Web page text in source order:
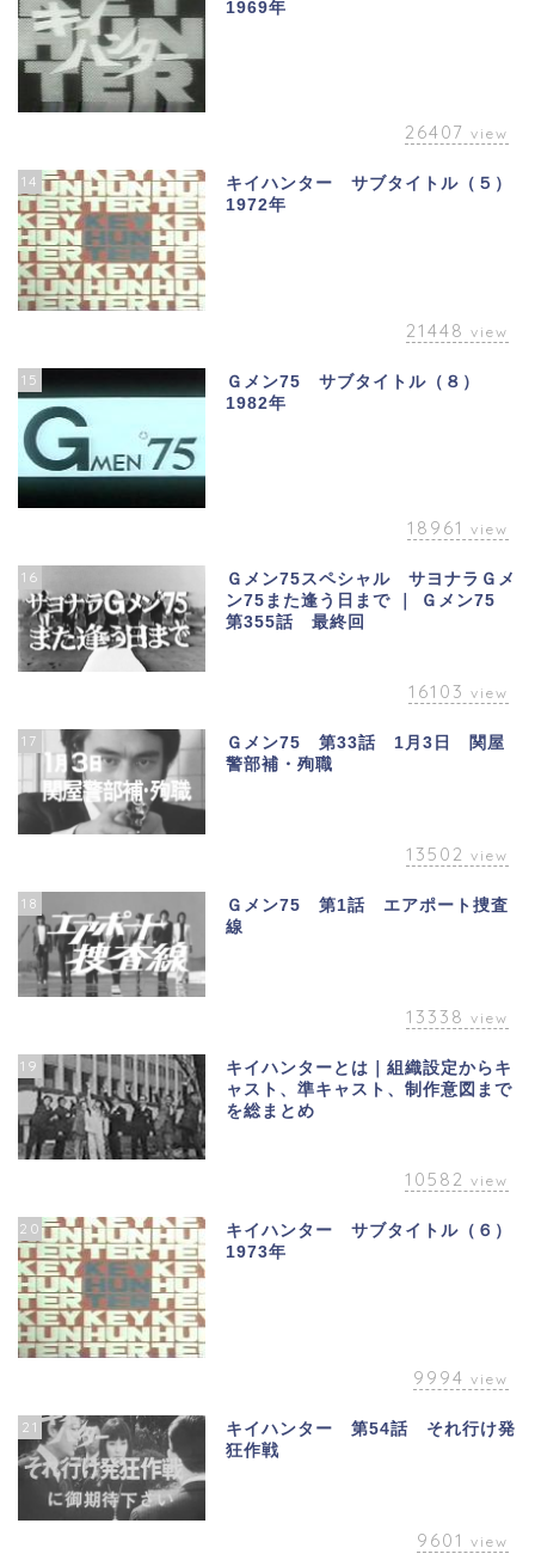
1969年
26407 view
14
キイハンター サブタイトル（５）
1972年
21448 view
15
Ｇメン75 サブタイトル（８）
1982年
18961 view
16
Ｇメン75スペシャル サヨナラＧメ
ン75また逢う日まで ｜ Ｇメン75
第355話 最終回
16103 view
17
Ｇメン75 第33話 1月3日 関屋
警部補・殉職
13502 view
18
Ｇメン75 第1話 エアポート捜査
線
13338 view
19
キイハンターとは｜組織設定からキ
ャスト、準キャスト、制作意図まで
を総まとめ
10582 view
20
キイハンター サブタイトル（６）
1973年
9994 view
21
キイハンター 第54話 それ行け発
狂作戦
9601 view